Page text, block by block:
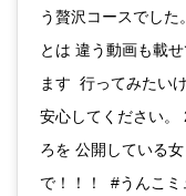
う贅沢コースでした。 ㅤㅤㅤ
とは 違う動画も載
ます ㅤㅤㅤㅤㅤㅤㅤㅤㅤㅤㅤ
安心してください
ろを 公開している
で！！！ ㅤㅤㅤㅤㅤㅤㅤㅤㅤ